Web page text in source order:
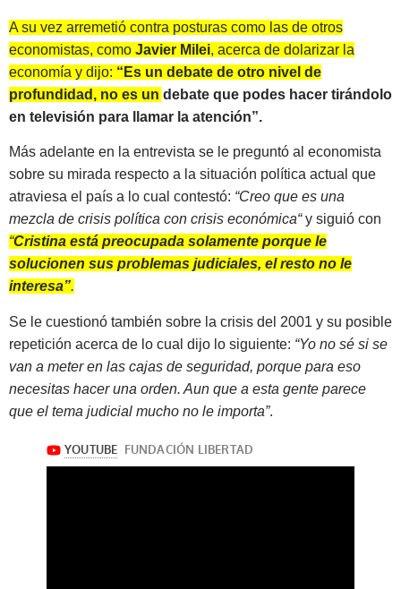
A su vez arremetió contra posturas como las de otros
economistas, como Javier Milei, acerca de dolarizar la
economía y dijo: “Es un debate de otro nivel de
profundidad, no es un debate que podes hacer tirándolo
en televisión para llamar la atención”.
Más adelante en la entrevista se le preguntó al economista
sobre su mirada respecto a la situación política actual que
atraviesa el país a lo cual contestó: “Creo que es una
mezcla de crisis política con crisis económica“y siguió con
“Cristina está preocupada solamente porque le
solucionen sus problemas judiciales, el resto no le
interesa”.
Se le cuestionó también sobre la crisis del 2001 y su posible
repetición acerca de lo cual dijo lo siguiente: “Yo no sé si se
van a meter en las cajas de seguridad, porque para eso
necesitas hacer una orden. Aun que a esta gente parece
que el tema judicial mucho no le importa”.